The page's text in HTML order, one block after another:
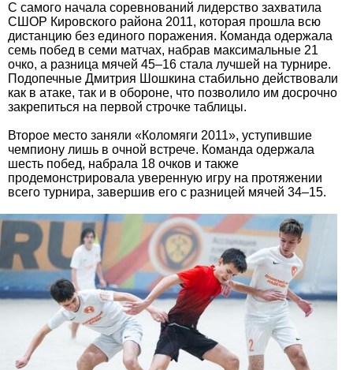
С самого начала соревнований лидерство захватила
СШОР Кировского района 2011, которая прошла всю
дистанцию без единого поражения. Команда одержала
семь побед в семи матчах, набрав максимальные 21
очко, а разница мячей 45–16 стала лучшей на турнире.
Подопечные Дмитрия Шошкина стабильно действовали
как в атаке, так и в обороне, что позволило им досрочно
закрепиться на первой строчке таблицы.
Второе место заняли «Коломяги 2011», уступившие
чемпиону лишь в очной встрече. Команда одержала
шесть побед, набрала 18 очков и также
продемонстрировала уверенную игру на протяжении
всего турнира, завершив его с разницей мячей 34–15.